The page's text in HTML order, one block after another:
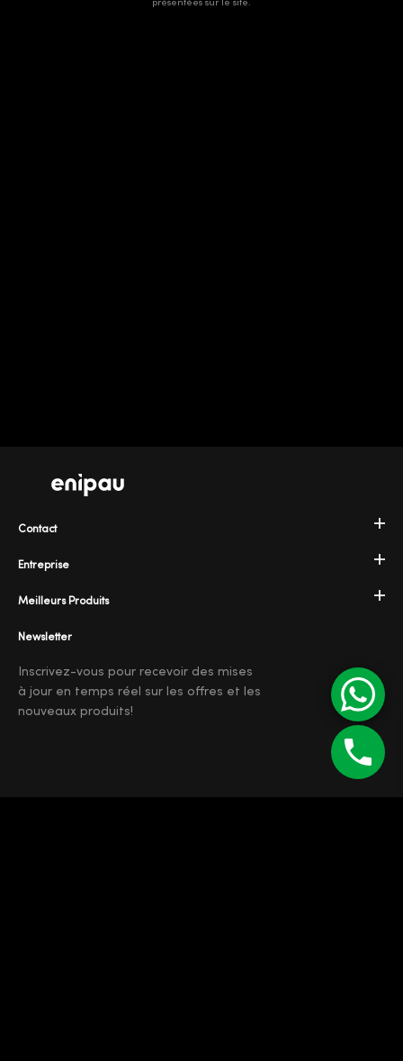
Entreprise
Meilleurs Produits
Contact
Newsletter
Inscrivez-vous pour recevoir des mises
à jour en temps réel sur les offres et les
nouveaux produits!